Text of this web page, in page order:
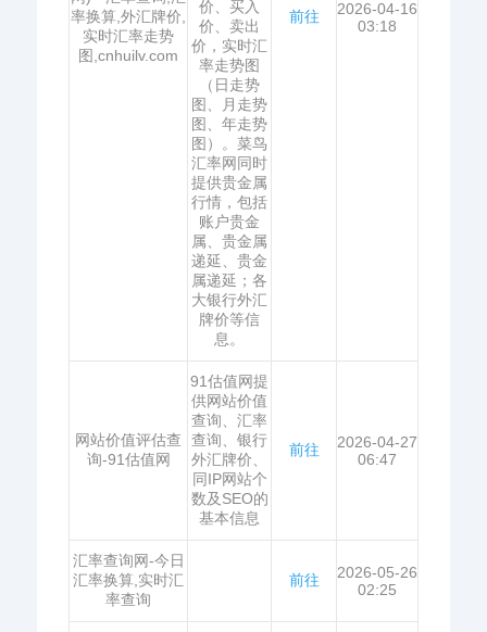
率换算,外汇牌价,
实时汇率走势
图,cnhuilv.com
价、买入
价、卖出
价，实时汇
率走势图
（日走势
图、月走势
图、年走势
图）。菜鸟
汇率网同时
提供贵金属
行情，包括
账户贵金
属、贵金属
递延、贵金
属递延；各
大银行外汇
牌价等信
息。
前往
2026-04-16
03:18
网站价值评估查
询-91估值网
91估值网提
供网站价值
查询、汇率
查询、银行
外汇牌价、
同IP网站个
数及SEO的
基本信息
前往
2026-04-27
06:47
汇率查询网-今日
汇率换算,实时汇
率查询
前往
2026-05-26
02:25